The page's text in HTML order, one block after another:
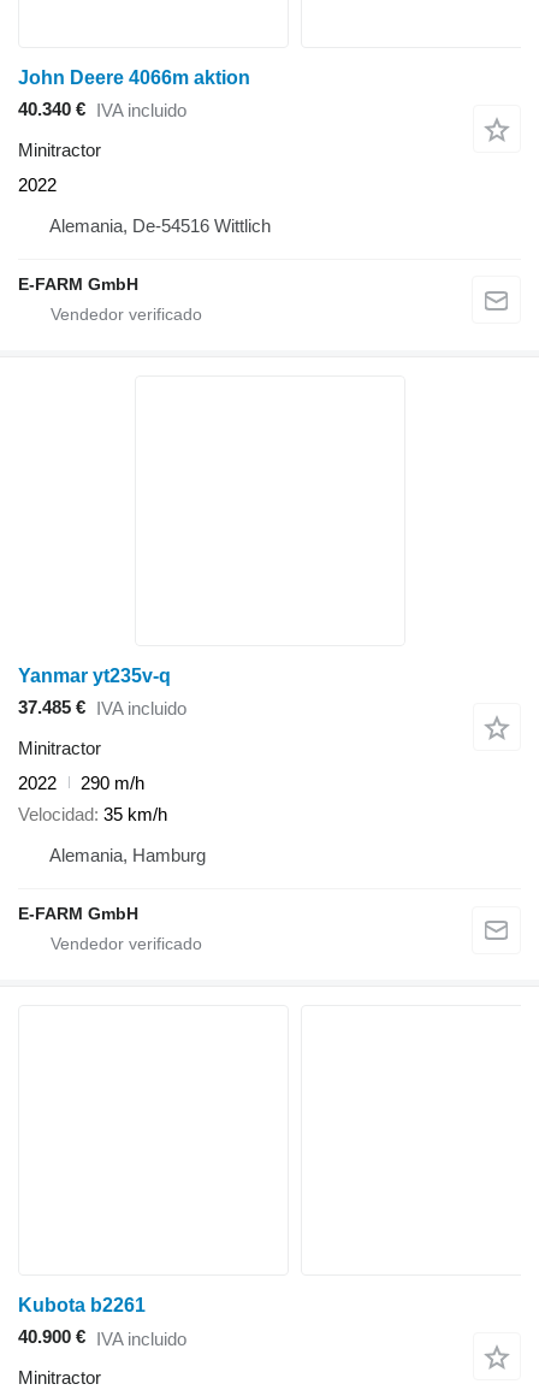
John Deere 4066m aktion
40.340 € IVA incluido
Minitractor
2022
Alemania, De-54516 Wittlich
E-FARM GmbH
Yanmar yt235v-q
37.485 € IVA incluido
Minitractor
2022
290 m/h
Velocidad 35 km/h
Alemania, Hamburg
E-FARM GmbH
Kubota b2261
40.900 € IVA incluido
Minitractor